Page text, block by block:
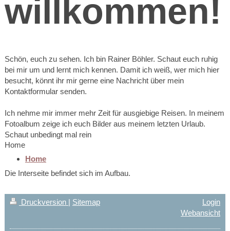
willkommen!
Schön, euch zu sehen. Ich bin Rainer Böhler. Schaut euch ruhig
bei mir um und lernt mich kennen. Damit ich weiß, wer mich hier
besucht, könnt ihr mir gerne eine Nachricht über mein
Kontaktformular senden.
Ich nehme mir immer mehr Zeit für ausgiebige Reisen. In meinem
Fotoalbum zeige ich euch Bilder aus meinem letzten Urlaub.
Schaut unbedingt mal rein
Home
Home
Die Interseite befindet sich im Aufbau.
Druckversion | Sitemap
Login
Webansicht